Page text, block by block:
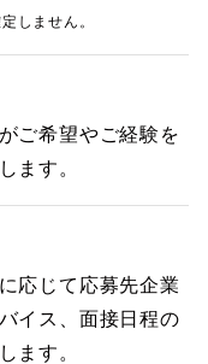
しません。
ご希望やご経験を
ます。
応じて応募先企業
イス、面接日程の
ます。